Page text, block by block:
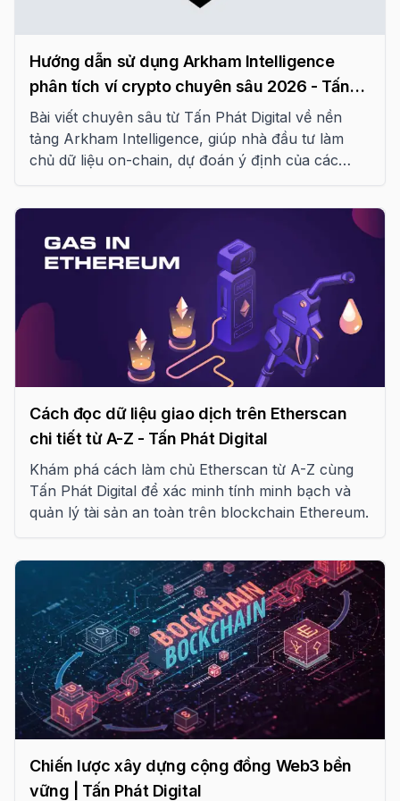
Hướng dẫn sử dụng Arkham Intelligence
phân tích ví crypto chuyên sâu 2026 - Tấn
Phát Digital
Bài viết chuyên sâu từ Tấn Phát Digital về nền
tảng Arkham Intelligence, giúp nhà đầu tư làm
chủ dữ liệu on-chain, dự đoán ý định của các
Cách đọc dữ liệu giao dịch trên Etherscan
chi tiết từ A-Z - Tấn Phát Digital
Khám phá cách làm chủ Etherscan từ A-Z cùng
Tấn Phát Digital để xác minh tính minh bạch và
quản lý tài sản an toàn trên blockchain Ethereum.
Chiến lược xây dựng cộng đồng Web3 bền
vững | Tấn Phát Digital